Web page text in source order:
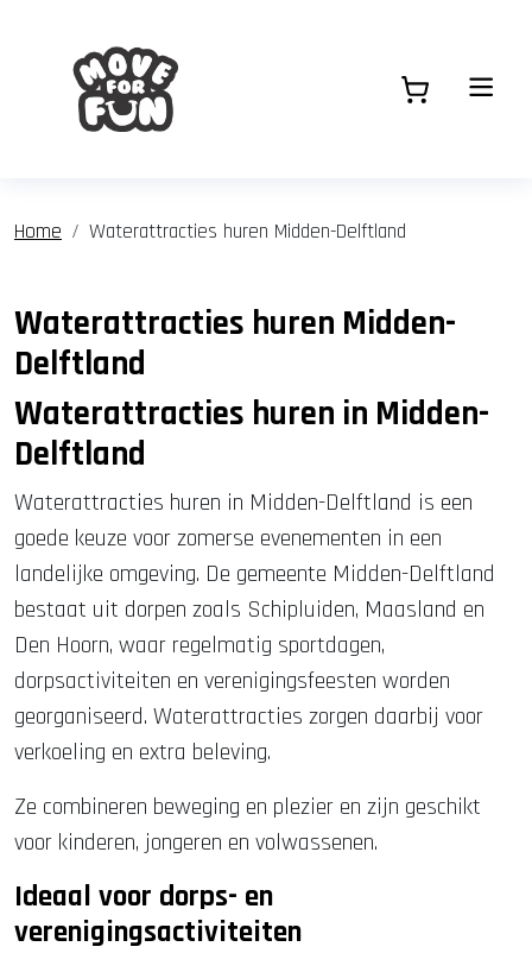
Home Waterattracties huren Midden-Delftland
Waterattracties huren Midden-
Delftland
Waterattracties huren in Midden-
Delftland
Waterattracties huren in Midden-Delftland is een
goede keuze voor zomerse evenementen in een
landelijke omgeving. De gemeente Midden-Delftland
bestaat uit dorpen zoals Schipluiden, Maasland en
Den Hoorn, waar regelmatig sportdagen,
dorpsactiviteiten en verenigingsfeesten worden
georganiseerd. Waterattracties zorgen daarbij voor
verkoeling en extra beleving.
Ze combineren beweging en plezier en zijn geschikt
voor kinderen, jongeren en volwassenen.
Ideaal voor dorps- en
verenigingsactiviteiten